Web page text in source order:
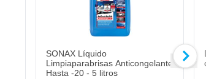
SONAX Líquido
Limpiaparabrisas Anticongelante
Hasta -20 - 5 litros